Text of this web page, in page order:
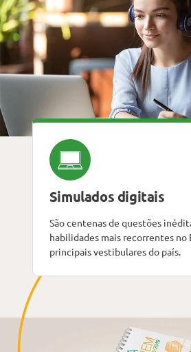
Simulados digitais
São centenas de questões
habilidades mais recorrentes no
principais vestibulares do país.